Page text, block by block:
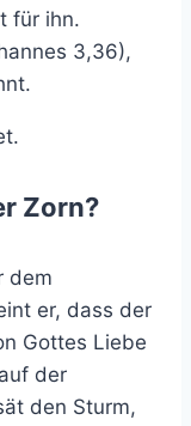
für ihn.
3,36),
Zorn?
dem
er, dass der
Gottes Liebe
der
den Sturm,